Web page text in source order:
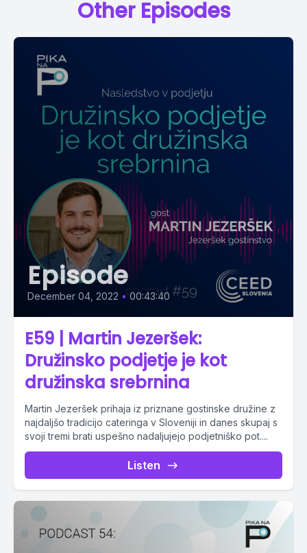
Other Episodes
Episode
December 04, 2022 • 00:43:40
E59 | Martin Jezeršek:
Družinsko podjetje je kot
družinska srebrnina
Martin Jezeršek prihaja iz priznane gostinske družine z
najdaljšo tradicijo cateringa v Sloveniji in danes skupaj s
svoji tremi brati uspešno nadaljujejo podjetniško pot....
Listen